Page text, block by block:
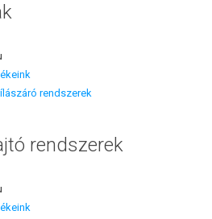
rendszerek
rendszerek